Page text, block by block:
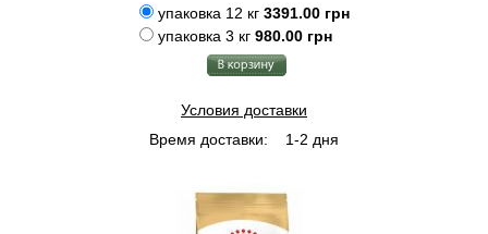
упаковка 12 кг 3391.00 грн
упаковка 3 кг 980.00 грн
Условия доставки
Время доставки:
1-2 дня